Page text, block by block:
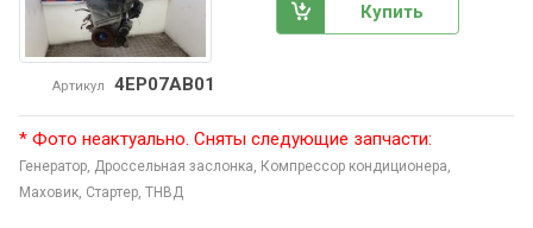
Артикул 4EP07AB01
Купить
* Фото неактуально. Сняты следующие запчасти:
Генератор, Дроссельная заслонка, Компрессор кондиционера,
Маховик, Стартер, ТНВД